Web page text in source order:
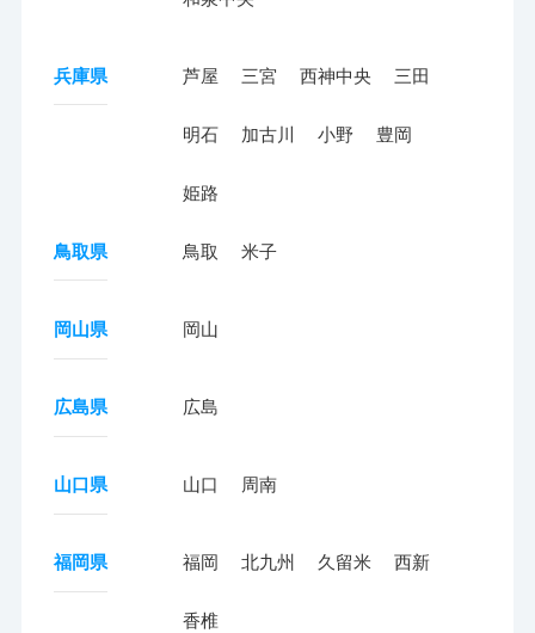
兵庫県 芦屋 三宮 西神中央 三田
明石 加古川 小野 豊岡
姫路
鳥取県 鳥取 米子
岡山県 岡山
広島県 広島
山口県 山口 周南
福岡県 福岡 北九州 久留米 西新
香椎